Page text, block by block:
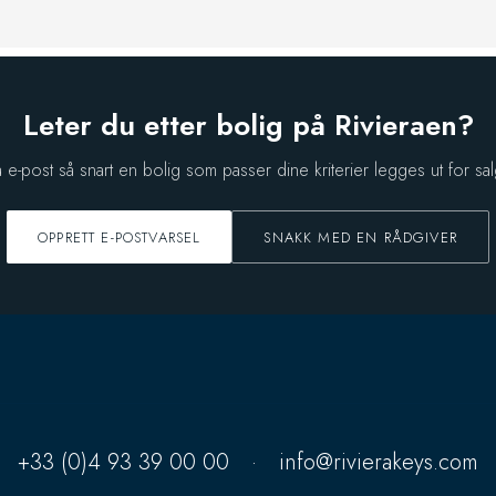
Leter du etter bolig på Rivieraen?
e-post så snart en bolig som passer dine kriterier legges ut for
OPPRETT E-POSTVARSEL SNAKK MED EN RÅDGIVER
+33 (0)4 93 39 00 00 · info@rivierakeys.com